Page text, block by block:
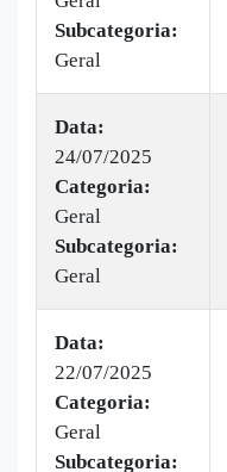
Subcategoria:
Geral
Data:
24/07/2025
Categoria:
Geral
Subcategoria:
Geral
Data:
22/07/2025
Categoria:
Geral
Subcategoria: